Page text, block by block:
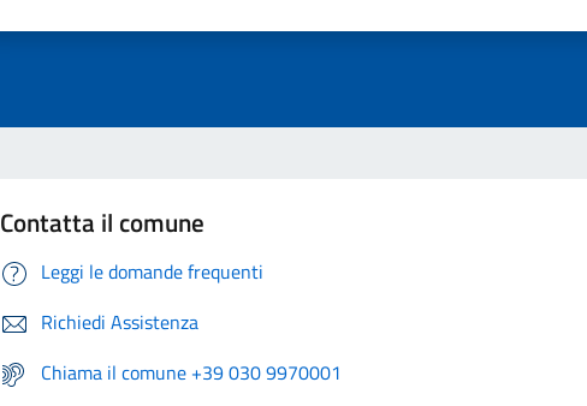
Contatta il comune
Leggi le domande frequenti
Richiedi Assistenza
Chiama il comune +39 030 9970001